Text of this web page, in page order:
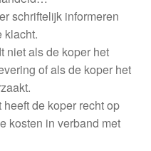
schriftelijk informeren
klacht.
niet als de koper het
of als de koper het
de koper recht op
kosten in verband met